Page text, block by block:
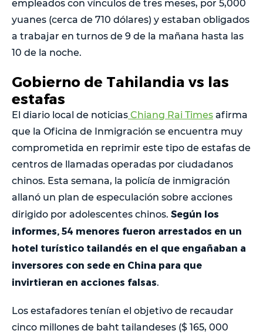
empleados con vínculos de tres meses, por 5,000
yuanes (cerca de 710 dólares) y estaban obligados
a trabajar en turnos de 9 de la mañana hasta las
10 de la noche.
Gobierno de Tahilandia vs las
estafas
El diario local de noticias Chiang Rai Times afirma
que la Oficina de Inmigración se encuentra muy
comprometida en reprimir este tipo de estafas de
centros de llamadas operadas por ciudadanos
chinos. Esta semana, la policía de inmigración
allanó un plan de especulación sobre acciones
dirigido por adolescentes chinos. Según los
informes, 54 menores fueron arrestados en un
hotel turístico tailandés en el que engañaban a
inversores con sede en China para que
invirtieran en acciones falsas.
Los estafadores tenían el objetivo de recaudar
cinco millones de baht tailandeses ($ 165, 000